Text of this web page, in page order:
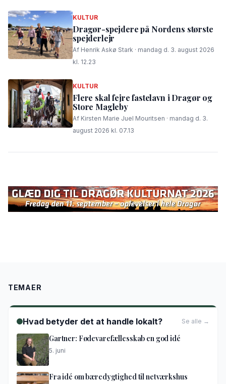
KULTUR
Dragør-spejdere på Nordens største
spejderlejr
Af Henrik Askø Stark · mandag d. 3. august 2026
kl. 12.23
KULTUR
Flere skal fejre fastelavn i Dragør og
Store Magleby
Af Kirsten Marie Juel Mouritsen · mandag d. 3.
august 2026 kl. 07.13
TEMAER
Hvad betyder det at handle lokalt? Se alle →
Gartner: Fødevarefællesskab en god idé
5. juni
Fra idé om bæredygtighed til netværkshus